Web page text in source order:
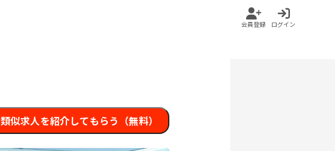
会員登録 ログイン
類似求人を紹介してもらう（無料）